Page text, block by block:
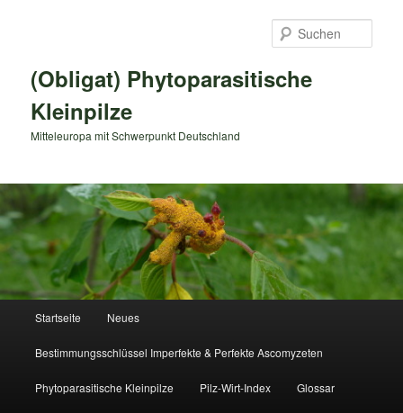
(Obligat) Phytoparasitische
Kleinpilze
Mitteleuropa mit Schwerpunkt Deutschland
Startseite Neues
Bestimmungsschlüssel Imperfekte & Perfekte Ascomyzeten
Phytoparasitische Kleinpilze Pilz-Wirt-Index Glossar